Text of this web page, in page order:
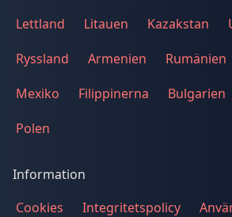
Lettland
Litauen Kazakstan
Ryssland
Armenien Rumänien
Mexiko
Filippinerna Bulgarien
Polen
Information
Cookies
Integritetspolicy